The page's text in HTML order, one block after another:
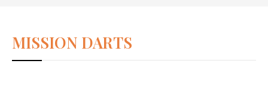
MISSION DARTS